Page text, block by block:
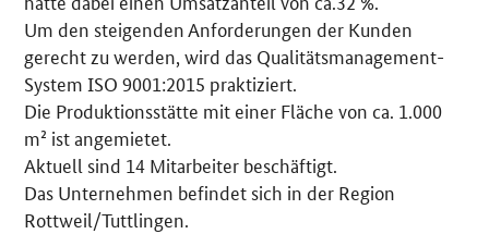
Um den steigenden Anforderungen der Kunden
gerecht zu werden, wird das Qualitätsmanagement-
System ISO 9001:2015 praktiziert.
Die Produktionsstätte mit einer Fläche von ca. 1.000
m² ist angemietet.
Aktuell sind 14 Mitarbeiter beschäftigt.
Das Unternehmen befindet sich in der Region
Rottweil/Tuttlingen.